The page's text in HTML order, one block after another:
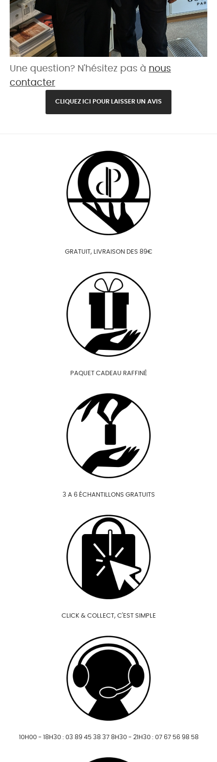
Une question? N'hésitez pas à nous
contacter
CLIQUEZ ICI POUR LAISSER UN AVIS
GRATUIT, LIVRAISON DES 89€
PAQUET CADEAU RAFFINÉ
3 A 6 ÉCHANTILLONS GRATUITS
CLICK & COLLECT, C'EST SIMPLE
10H00 - 18H30 : 03 89 45 38 37 8H30 - 21H30 : 07 67 56 98 58